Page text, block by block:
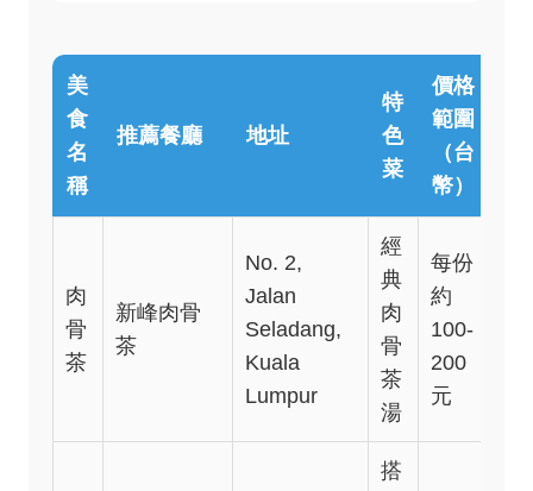
美
食
名
稱
推薦餐廳 地址
特
色
菜
價格
範圍
（台
幣）
肉
骨
茶
新峰肉骨
茶
No. 2,
Jalan
Seladang,
Kuala
Lumpur
經
典
肉
骨
茶
湯
每份
約
100-
200
元
搭